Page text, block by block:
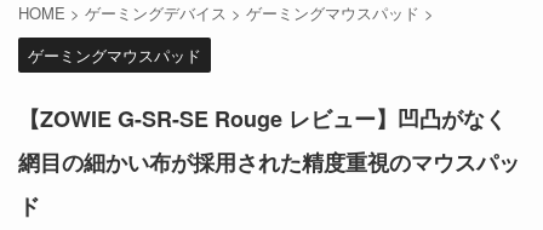
HOME > ゲーミングデバイス > ゲーミングマウスパッド >
ゲーミングマウスパッド
【ZOWIE G-SR-SE Rouge レビュー】凹凸がなく
網目の細かい布が採用された精度重視のマウスパッ
ド